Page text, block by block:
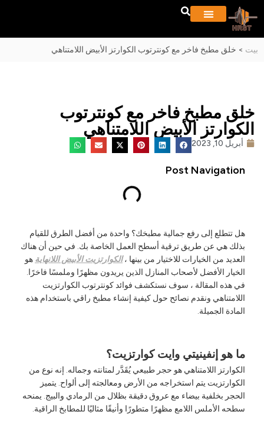
بيت > خلق مطبخ فاخر مع كونترتوب الكوارتز الأبيض اللامتناهي
خلق مطبخ فاخر مع كونترتوب
الكوارتز الأبيض اللامتناهي
أبريل 10, 2023
Post Navigation
هل تتطلع إلى رفع جمالية مطبخك؟ واحدة من أفضل الطرق للقيام
بذلك هي عن طريق ترقية أسطح العمل الخاصة بك. في حين أن هناك
العديد من الخيارات للاختيار من بينها ،الكوارتزيت الأبيض اللانهاية هو
الخيار الأفضل لأصحاب المنازل الذين يريدون مظهرًا وملمسًا فاخرًا.
في هذه المقالة ، سوف نستكشف فوائد كونترتوب الكوارتزيت
اللامتناهي ونقدم نصائح حول كيفية إنشاء مطبخ راقي باستخدام هذه
المادة الجميلة.
ما هو إنفينيتي وايت كوارتزيت؟
الكوارتز اللامتناهي هو حجر طبيعي يُقَدَّر لمتانته وجماله. إنه نوع من
الكوارتزيت يتم استخراجه من الأرض ومعالجته إلى ألواح. يتميز
الحجر بخلفية بيضاء مع عروق دقيقة بظلال من الرمادي والبيج. يمنحه
سطحه الأملس اللامع مظهرًا متطورًا وأنيقًا مثاليًا للمطابخ الراقية.